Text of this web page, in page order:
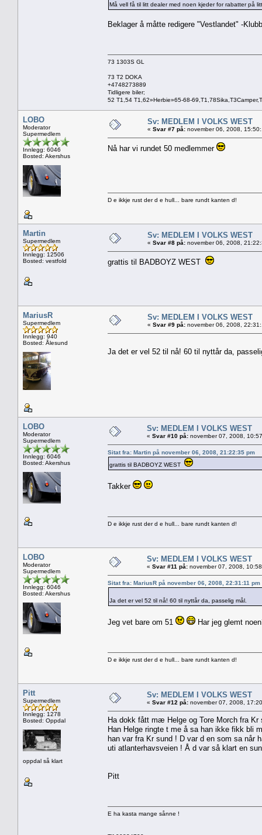
Må vell få til litt dealer med noen kjeder for rabatter på
Beklager å måtte redigere "Vestlandet" -
73 1303S GL
73 T2 DOKA
+4748273889
Tidligere biler;
52 T1,54 T1,62»Herbie»65-68-
LOBO
Moderator
Supermedlem
Innlegg: 6046
Bosted: Akershus
Sv: MEDLEM I VOLKS WEST
« Svar #7 på: november 06, 2008,
Nå har vi rundet 50 medlemmer
D e ikkje rust der d e hull... bare rundt kanten d!
Martin
Supermedlem
Innlegg: 12506
Bosted: vestfold
Sv: MEDLEM I VOLKS WEST
« Svar #8 på: november 06, 2008,
grattis til BADBOYZ WEST
MariusR
Supermedlem
Innlegg: 940
Bosted: Ålesund
Sv: MEDLEM I VOLKS WEST
« Svar #9 på: november 06, 2008,
Ja det er vel 52 til nå! 60 til nyttår da,
LOBO
Moderator
Supermedlem
Innlegg: 6046
Bosted: Akershus
Sv: MEDLEM I VOLKS WEST
« Svar #10 på: november 07, 2008,
Sitat fra: Martin på november 06, 2008, 21:22:35 pm
grattis til BADBOYZ WEST
Takker
D e ikkje rust der d e hull... bare rundt kanten d!
LOBO
Moderator
Supermedlem
Innlegg: 6046
Bosted: Akershus
Sv: MEDLEM I VOLKS WEST
« Svar #11 på: november 07, 2008,
Sitat fra: MariusR på november 06, 2008, 22:31:11 pm
Ja det er vel 52 til nå! 60 til nyttår da, passelig mål.
Jeg vet bare om 51 Har jeg glemt
D e ikkje rust der d e hull... bare rundt kanten d!
Pitt
Supermedlem
Innlegg: 1278
Bosted: Oppdal
oppdal så klart
Sv: MEDLEM I VOLKS WEST
« Svar #12 på: november 07, 2008,
Ha dokk fått mæ Helge og Tore Morch fra Kr
Han Helge ringte t me å sa han ikke fikk bli
han var fra Kr sund ! D var d en som sa når
uti atlanterhavsveien ! Å d var så klart en
Pitt
E ha kasta mange sånne !